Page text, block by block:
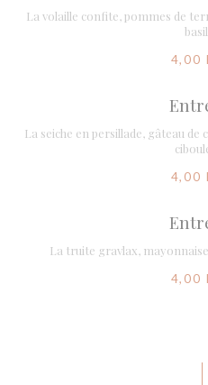
La volaille confite, pommes de
4,00
La seiche en persillade, gâteau
4,00
La truite gravlax, mayonnaise
4,00